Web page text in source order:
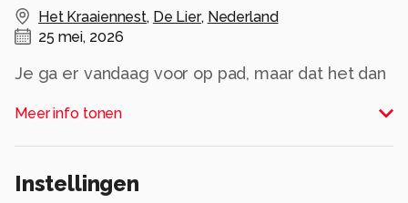
Het Kraaiennest, De Lier, Nederland
25 mei, 2026
Je ga er vandaag voor op pad, maar dat het dan
Meer info tonen
Instellingen